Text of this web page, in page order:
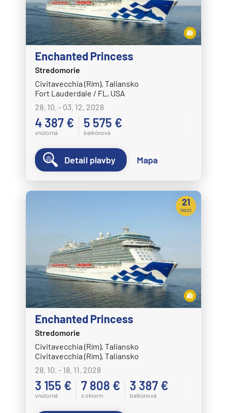
Enchanted Princess
Stredomorie
Civitavecchia (Rím), Taliansko
Fort Lauderdale / FL, USA
28. 10. - 03. 12. 2028
4 387 €
vnútorná
5 575 €
balkónová
Detail plavby Mapa
Enchanted Princess
Stredomorie
Civitavecchia (Rím), Taliansko
Civitavecchia (Rím), Taliansko
28. 10. - 18. 11. 2028
3 155 €
vnútorná
7 808 €
s oknom
3 387 €
balkónová
21
nocí